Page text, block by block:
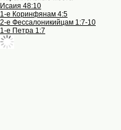
Исаия 48:10
1-е Коринфянам 4:5
2-е Фессалоникийцам 1:7-10
1-е Петра 1:7